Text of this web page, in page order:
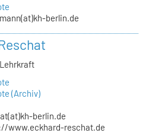
berlin.de
(Archiv)
berlin.de
www.eckhard-reschat.de